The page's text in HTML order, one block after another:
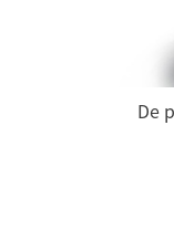
De